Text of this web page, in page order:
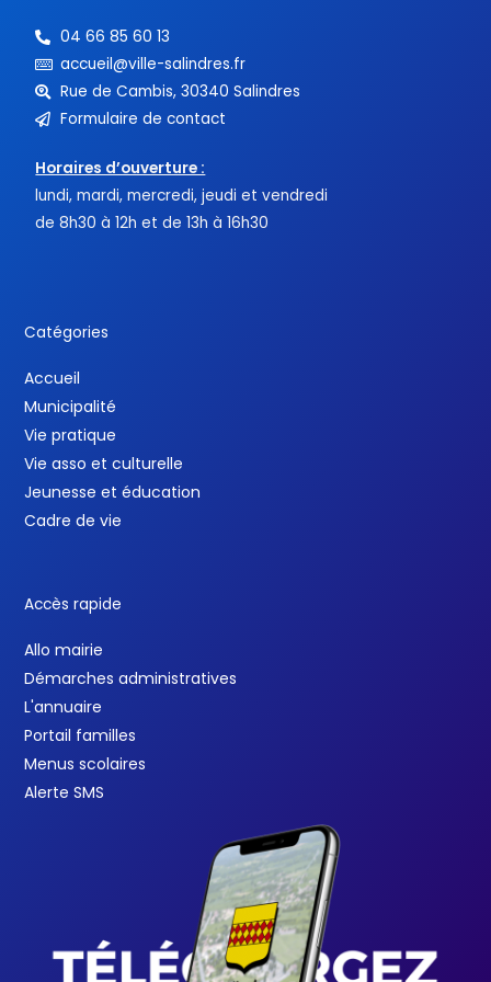
04 66 85 60 13
accueil@ville-salindres.fr
Rue de Cambis, 30340 Salindres
Formulaire de contact
Horaires d’ouverture :
lundi, mardi, mercredi, jeudi et vendredi
de 8h30 à 12h et de 13h à 16h30
Catégories
Accueil
Municipalité
Vie pratique
Vie asso et culturelle
Jeunesse et éducation
Cadre de vie
Accès rapide
Allo mairie
Démarches administratives
L'annuaire
Portail familles
Menus scolaires
Alerte SMS